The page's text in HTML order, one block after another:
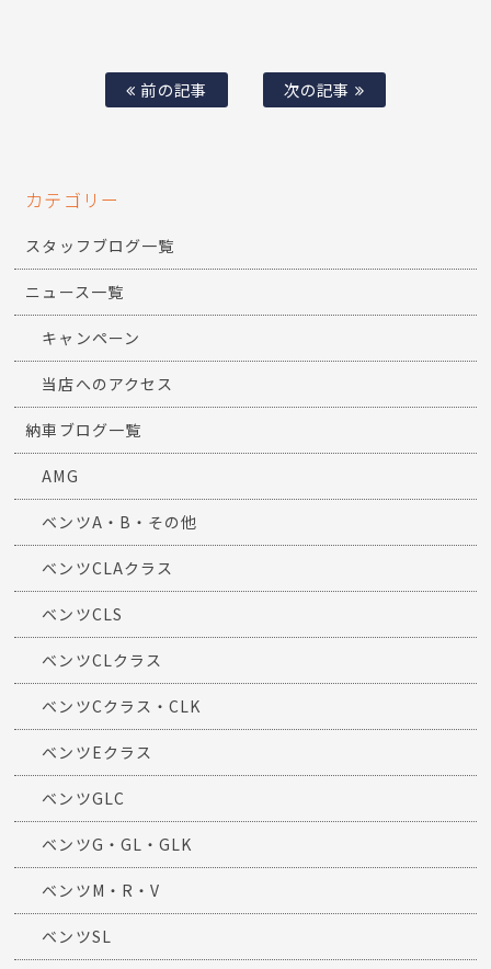
前の記事 次の記事
カテゴリー
スタッフブログ一覧
ニュース一覧
キャンペーン
当店へのアクセス
納車ブログ一覧
AMG
ベンツA・B・その他
ベンツCLAクラス
ベンツCLS
ベンツCLクラス
ベンツCクラス・CLK
ベンツEクラス
ベンツGLC
ベンツG・GL・GLK
ベンツM・R・V
ベンツSL